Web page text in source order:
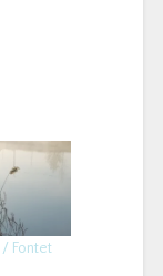
/ Fontet